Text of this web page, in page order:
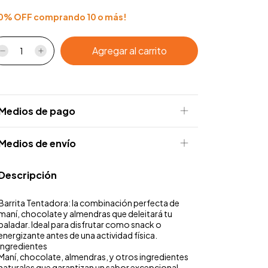
OFF comprando 10 o más!
de pago
de envío
Tentadora: la combinación perfecta de
chocolate y almendras que deleitará tu
Ideal para disfrutar como snack o
antes de una actividad física.
chocolate, almendras, y otros ingredientes